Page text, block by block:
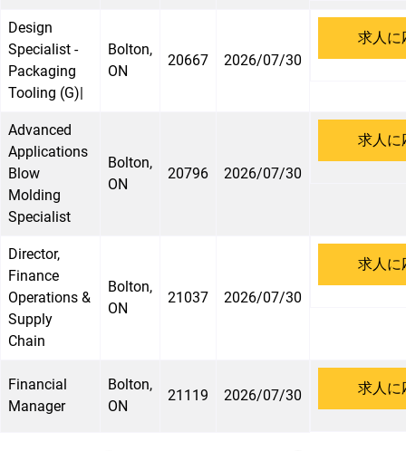
Design
Specialist -
Packaging
Tooling (G)|
Bolton,
ON
20667 2026/07/30
求人に
Advanced
Applications
Blow
Molding
Specialist
Bolton,
ON
20796 2026/07/30
求人に
Director,
Finance
Operations &
Supply
Chain
Bolton,
ON
21037 2026/07/30
求人に
Financial
Manager
Bolton,
ON
21119 2026/07/30 求人に